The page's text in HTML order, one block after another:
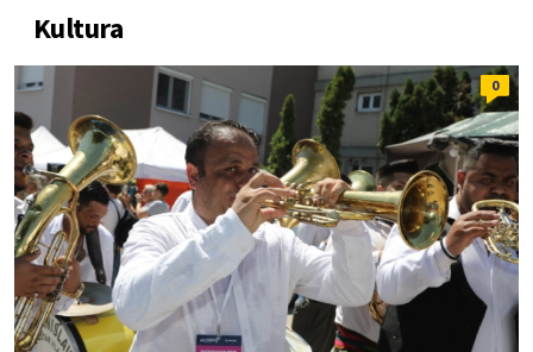
Kultura
0